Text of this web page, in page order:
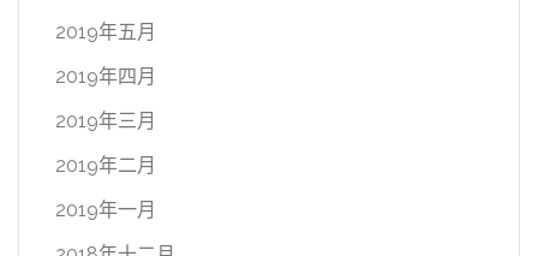
2019年五月
2019年四月
2019年三月
2019年二月
2019年一月